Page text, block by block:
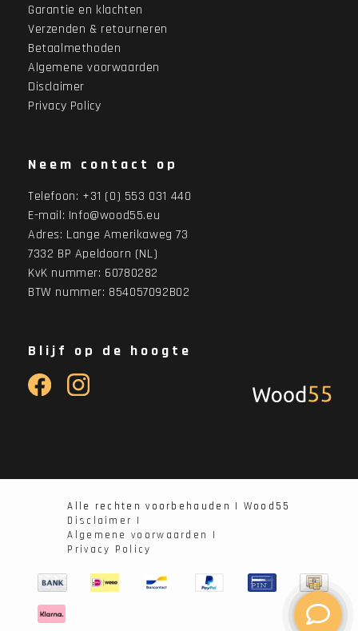
Garantie en klachten
Verzenden & retourneren
Betaalmethoden
Algemene voorwaarden
Disclaimer
Privacy Policy
Neem contact op
Telefoon: +31 (0) 553 031 440
E-mail: Info@wood55.eu
Adres: Lange Amerikaweg 73
7332 BP Apeldoorn (NL)
KvK nummer: 60780282
BTW nummer: 854057092B02
Blijf op de hoogte
Alle rechten voorbehauden | Wood55
Disclaimer |
Algemene voorwaarden |
Privacy Policy